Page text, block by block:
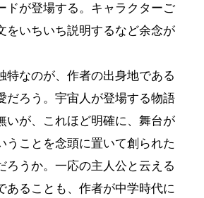
ドが登場する。キャラクターご
をいちいち説明するなど余念が
なのが、作者の出身地である
だろう。宇宙人が登場する物語
いが、これほど明確に、舞台が
うことを念頭に置いて創られた
ろうか。一応の主人公と云える
あることも、作者が中学時代に